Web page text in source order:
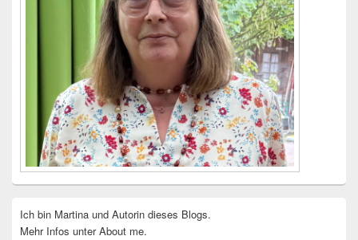
Ich bin Martina und Autorin dieses Blogs.
Mehr Infos unter About me.